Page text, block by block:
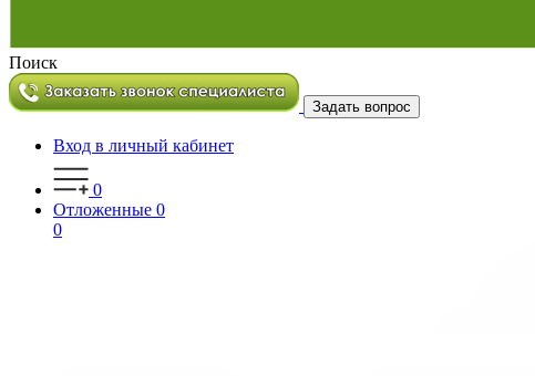
Поиск
Задать вопрос
Вход в личный кабинет
0
Отложенные 0
0